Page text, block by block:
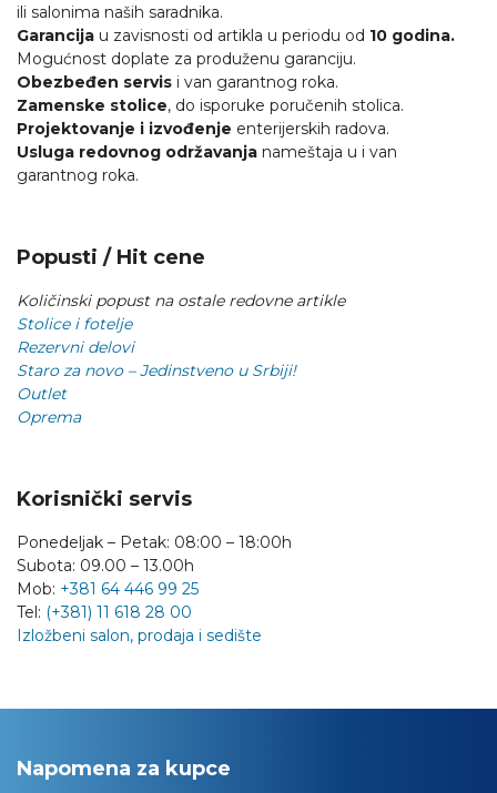
ili salonima naših saradnika.
Garancija u zavisnosti od artikla u periodu od 10 godina.
Mogućnost doplate za produženu garanciju.
Obezbeđen servis i van garantnog roka.
Zamenske stolice, do isporuke poručenih stolica.
Projektovanje i izvođenje enterijerskih radova.
Usluga redovnog održavanja nameštaja u i van
garantnog roka.
Popusti / Hit cene
Količinski popust na ostale redovne artikle
Stolice i fotelje
Rezervni delovi
Staro za novo – Jedinstveno u Srbiji!
Outlet
Oprema
Korisnički servis
Ponedeljak – Petak: 08:00 – 18:00h
Subota: 09.00 – 13.00h
Mob: +381 64 446 99 25
Tel: (+381) 11 618 28 00
Izložbeni salon, prodaja i sedište
Napomena za kupce